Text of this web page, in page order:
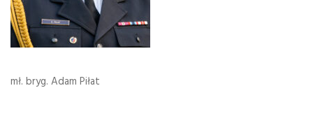
mł. bryg. Adam Piłat